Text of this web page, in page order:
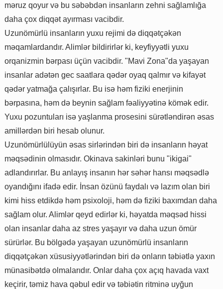
məruz qoyur və bu səbəbdən insanların zehni sağlamlığa
daha çox diqqət ayırması vacibdir.
Uzunömürlü insanların yuxu rejimi də diqqətçəkən
məqamlardandır. Alimlər bildirirlər ki, keyfiyyətli yuxu
orqanizmin bərpası üçün vacibdir. "Mavi Zona"da yaşayan
insanlar adətən gec saatlara qədər oyaq qalmır və kifayət
qədər yatmağa çalışırlar. Bu isə həm fiziki enerjinin
bərpasına, həm də beynin sağlam fəaliyyətinə kömək edir.
Yuxu pozuntuları isə yaşlanma prosesini sürətləndirən əsas
amillərdən biri hesab olunur.
Uzunömürlülüyün əsas sirlərindən biri də insanların həyat
məqsədinin olmasıdır. Okinava sakinləri bunu "ikigai"
adlandırırlar. Bu anlayış insanın hər səhər hansı məqsədlə
oyandığını ifadə edir. İnsan özünü faydalı və lazım olan biri
kimi hiss etdikdə həm psixoloji, həm də fiziki baxımdan daha
sağlam olur. Alimlər qeyd edirlər ki, həyatda məqsəd hissi
olan insanlar daha az stres yaşayır və daha uzun ömür
sürürlər. Bu bölgədə yaşayan uzunömürlü insanların
diqqətçəkən xüsusiyyətlərindən biri də onların təbiətlə yaxın
münasibətdə olmalarıdır. Onlar daha çox açıq havada vaxt
keçirir, təmiz hava qəbul edir və təbiətin ritminə uyğun